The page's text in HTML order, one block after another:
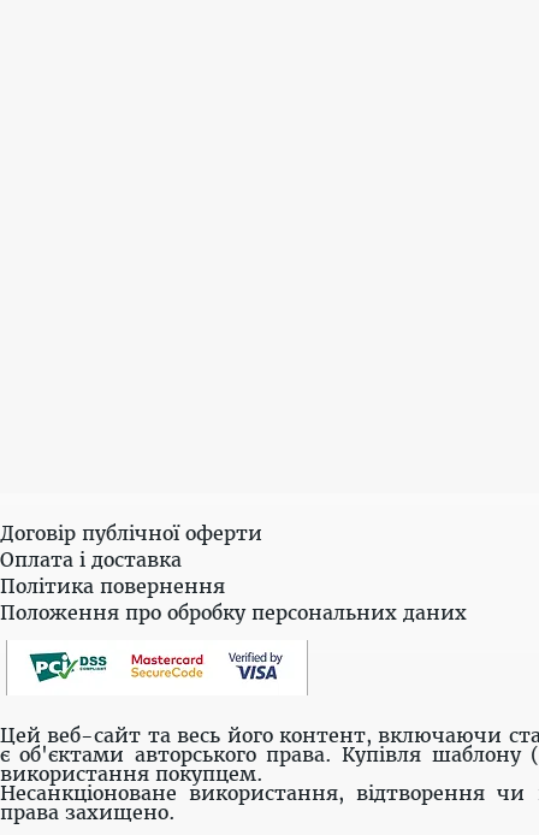
Договір публічної оферти
Оплата і доставка
Політика повернення
Положення про обробку персональних даних
Цей веб-сайт та весь його контент, включаючи
є об'єктами авторського права. Купівля шаблону
використання покупцем.
Несанкціоноване використання, відтворення
права захищено.